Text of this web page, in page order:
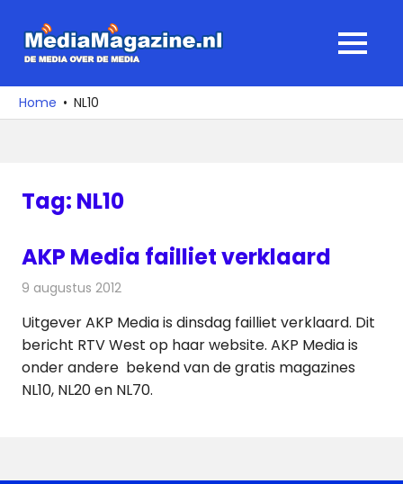
naar
media
over
MENU
Home NL10
Tag: NL10
AKP Media failliet verklaard
9 augustus 2012
Uitgever AKP Media is dinsdag failliet verklaard. Dit
bericht RTV West op haar website. AKP Media is
onder andere bekend van de gratis magazines
NL10, NL20 en NL70.